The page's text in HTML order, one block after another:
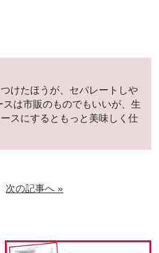
けたほうが、セパレートしや
は市販のものでもいいが、生
スにするともっと美味しく仕
次の記事へ »